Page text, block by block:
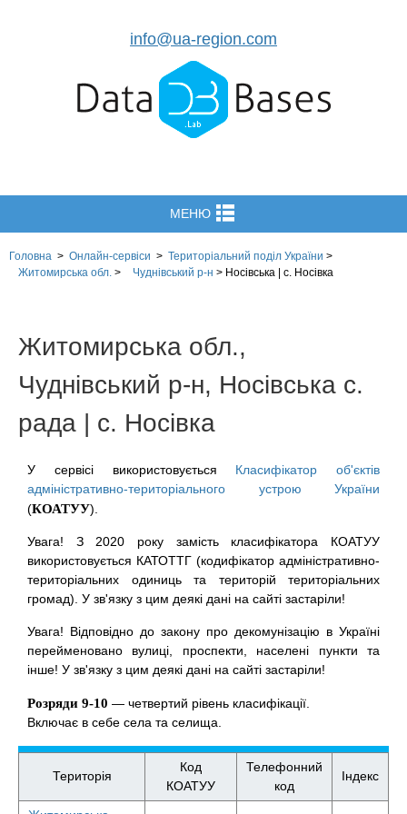
info@ua-region.com
МЕНЮ
Головна > Онлайн-сервіси > Територіальний поділ України >
Житомирська обл. > Чуднівський р-н > Носівська | с. Носівка
Житомирська обл.,
Чуднівський р-н, Носівська с.
рада | с. Носівка
У сервісі використовується Класифікатор об'єктів
адміністративно-територіального устрою України
(КОАТУУ).
Увага! З 2020 року замість класифікатора КОАТУУ
використовується КАТОТТГ (кодифікатор адміністративно-
територіальних одиниць та територій територіальних
громад). У зв'язку з цим деякі дані на сайті застаріли!
Увага! Відповідно до закону про декомунізацію в Україні
перейменовано вулиці, проспекти, населені пункти та
інше! У зв'язку з цим деякі дані на сайті застаріли!
Розряди 9-10 — четвертий рівень класифікації.
Включає в себе села та селища.
Територія
Код
КОАТУУ
Телефонний
код
Індекс